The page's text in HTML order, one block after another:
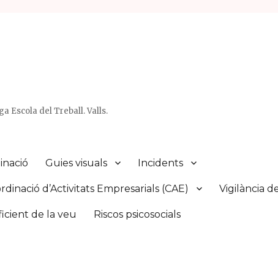
Escola del Treball. Valls.
Guies visuals Incidents
d’Activitats Empresarials (CAE) Vigilància
de la veu Riscos psicosocials